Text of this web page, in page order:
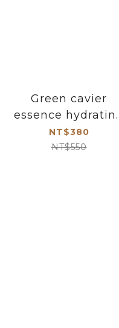
Green cavier
essence
mask
NT$380
NT$550